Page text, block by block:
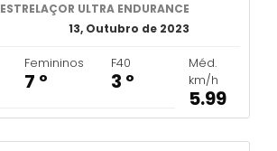
ESTRELAÇOR ULTRA ENDURANCE
13, Outubro de 2023
Femininos
7 º
F40
3 º
Méd.
km/h
5.99